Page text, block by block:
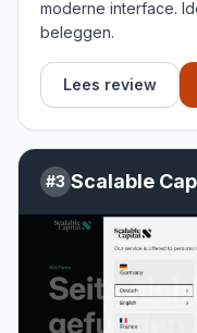
moderne interface.
beleggen.
Lees review
#3 Scalable